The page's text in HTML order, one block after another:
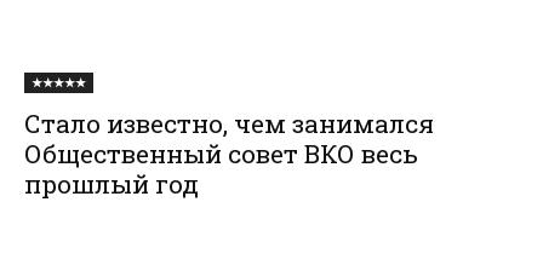
★★★★★
Стало известно, чем занимался
Общественный совет ВКО весь
прошлый год